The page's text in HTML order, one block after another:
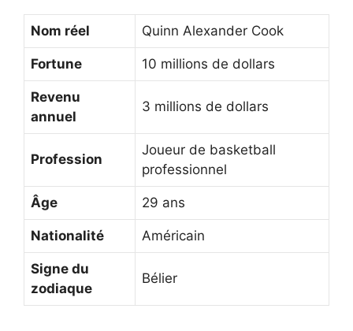
Nom réel Quinn Alexander Cook
Fortune 10 millions de dollars
Revenu
annuel
3 millions de dollars
Profession
Joueur de basketball
professionnel
Âge 29 ans
Nationalité Américain
Signe du
zodiaque
Bélier